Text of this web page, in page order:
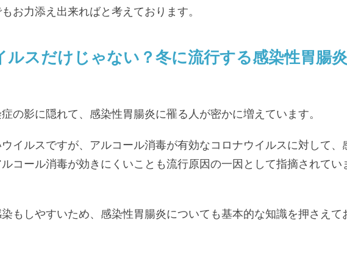
お力添え出来ればと考えております。
ルスだけじゃない？冬に流行する感染性胃腸炎
の影に隠れて、感染性胃腸炎に罹る人が密かに増えています。
イルスですが、アルコール消毒が有効なコロナウイルスに対して、
コール消毒が効きにくいことも流行原因の一因として指摘されてい
もしやすいため、感染性胃腸炎についても基本的な知識を押さえて